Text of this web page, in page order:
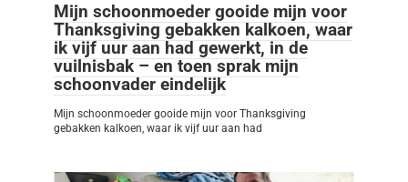
Mijn schoonmoeder gooide mijn voor
Thanksgiving gebakken kalkoen, waar
ik vijf uur aan had gewerkt, in de
vuilnisbak – en toen sprak mijn
schoonvader eindelijk
Mijn schoonmoeder gooide mijn voor Thanksgiving
gebakken kalkoen, waar ik vijf uur aan had